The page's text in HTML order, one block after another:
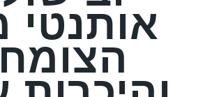
אותנטי
הצומח